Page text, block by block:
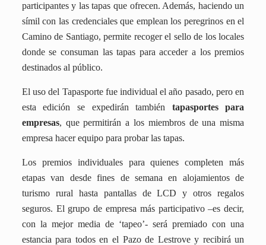
participantes y las tapas que ofrecen. Además, haciendo un
símil con las credenciales que emplean los peregrinos en el
Camino de Santiago, permite recoger el sello de los locales
donde se consuman las tapas para acceder a los premios
destinados al público.
El uso del Tapasporte fue individual el año pasado, pero en
esta edición se expedirán también tapasportes para
empresas, que permitirán a los miembros de una misma
empresa hacer equipo para probar las tapas.
Los premios individuales para quienes completen más
etapas van desde fines de semana en alojamientos de
turismo rural hasta pantallas de LCD y otros regalos
seguros. El grupo de empresa más participativo –es decir,
con la mejor media de ‘tapeo’- será premiado con una
estancia para todos en el Pazo de Lestrove y recibirá un